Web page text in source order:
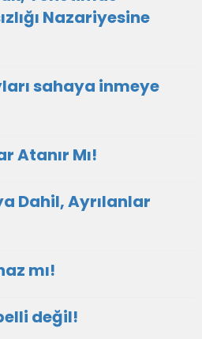
Nazariyesine
sahaya inmeye
Atanır Mı!
Dahil, Ayrılanlar
mı!
değil!